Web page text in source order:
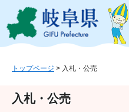
ジ
ュ
このペ
トップページ > 入札・公売
入札・公売